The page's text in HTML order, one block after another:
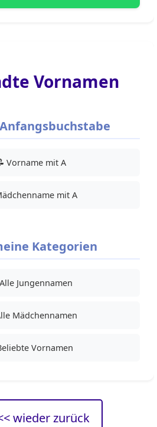
Vornamen
Vorname mit A
mit A
Kategorien
Alle Jungennamen
Mädchennamen
Vornamen
wieder zurück